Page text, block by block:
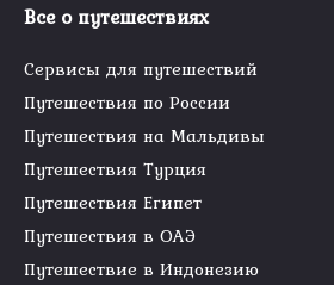
Все о путешествиях
Сервисы для путешествий
Путешествия по России
Путешествия на Мальдивы
Путешествия Турция
Путешествия Египет
Путешествия в ОАЭ
Путешествие в Индонезию